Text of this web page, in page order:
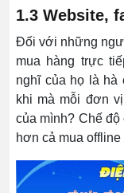
1.3 Website,
Đối với những
mua hàng trực
nghĩ của họ là
khi mà mỗi đơn
của mình? Chế
hơn cả mua